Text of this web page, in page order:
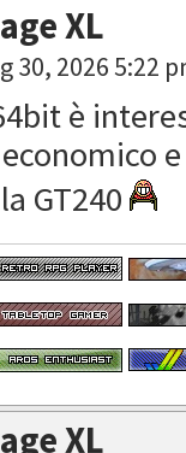
XL
30, 2026 5:22
è
GT240
XL